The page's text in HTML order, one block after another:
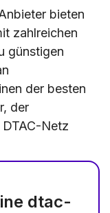
bieten
zahlreichen
günstigen
der besten
der
Netz
dtac-